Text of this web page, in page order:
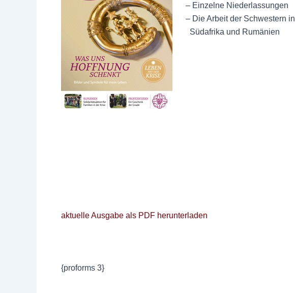
– Einzelne Niederlassungen
– Die Arbeit der Schwestern in
Südafrika und Rumänien
aktuelle Ausgabe als PDF herunterladen
{proforms 3}